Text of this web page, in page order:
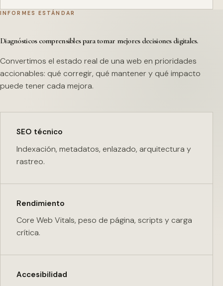
INFORMES ESTÁNDAR
Diagnósticos comprensibles para tomar mejores decisiones digitales.
Convertimos el estado real de una web en prioridades
accionables: qué corregir, qué mantener y qué impacto
puede tener cada mejora.
SEO técnico
Indexación, metadatos, enlazado, arquitectura y
rastreo.
Rendimiento
Core Web Vitals, peso de página, scripts y carga
crítica.
Accesibilidad